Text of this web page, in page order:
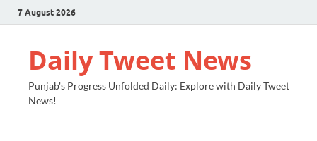
7 August 2026
Daily Tweet News
Punjab's Progress Unfolded Daily: Explore with Daily Tweet
News!